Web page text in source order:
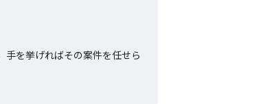
手を挙げればその案件を任せら